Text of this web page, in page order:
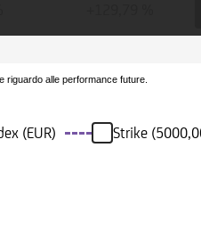
riguardo alle performance future.
(EUR) Strike